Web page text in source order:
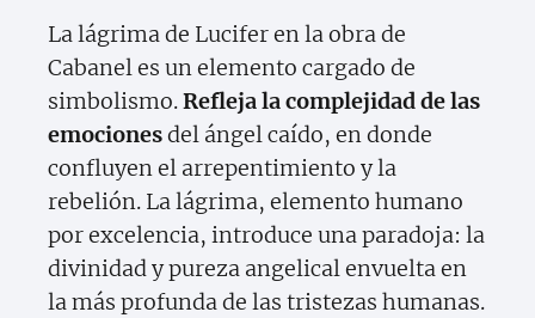
La lágrima de Lucifer en la obra de
Cabanel es un elemento cargado de
simbolismo.Refleja la complejidad de las
emocionesdel ángel caído, en donde
confluyen el arrepentimiento y la
rebelión. La lágrima, elemento humano
por excelencia, introduce una paradoja: la
divinidad y pureza angelical envuelta en
la más profunda de las tristezas humanas.